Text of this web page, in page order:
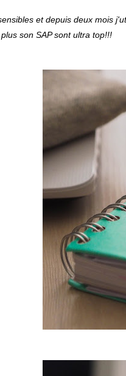
et depuis deux mois
son SAP sont ultra top!!!